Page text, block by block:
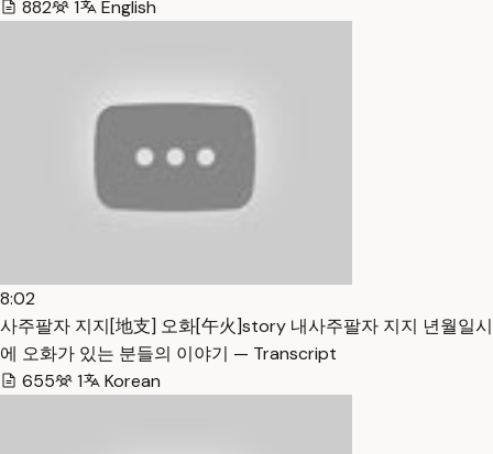
882
1 English
8:02
사주팔자 지지[地支] 오화[午火]story 내사주팔자 지지 년월일시
에 오화가 있는 분들의 이야기 — Transcript
655
1 Korean